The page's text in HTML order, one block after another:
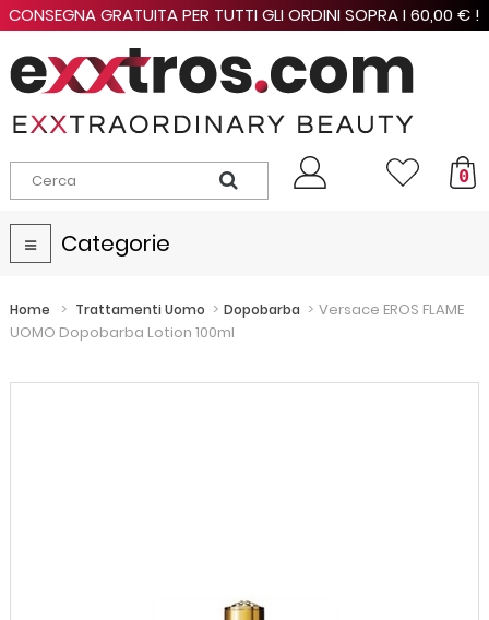
CONSEGNA GRATUITA PER TUTTI GLI ORDINI SOPRA I 60,00 € !
0
Navigazione
Toggle
Categorie
Home > Trattamenti Uomo > Dopobarba > Versace EROS FLAME
UOMO Dopobarba Lotion 100ml